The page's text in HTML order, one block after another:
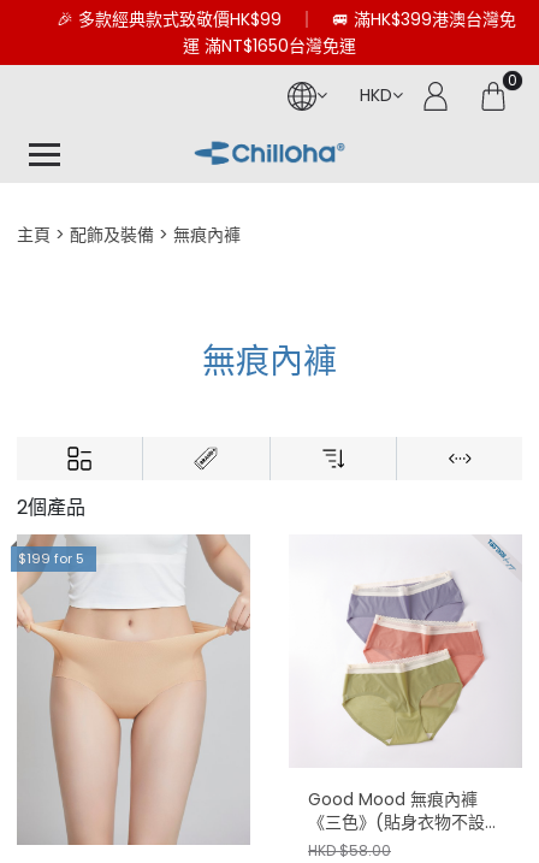
🎉 多款經典款式致敬價HK$99 ｜ 🚐 滿HK$399港澳台灣免
運 滿NT$1650台灣免運
HKD
0
主頁 配飾及裝備 無痕內褲
無痕內褲
2個產品
$199 for 5
Good Mood 無痕內褲
《三色》(貼身衣物不設退
換)
HKD $58.00